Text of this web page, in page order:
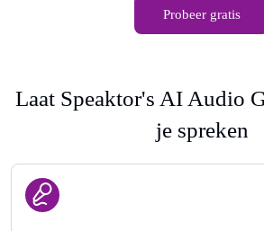
Probeer gratis
Laat Speaktor's AI Audio
je spreken